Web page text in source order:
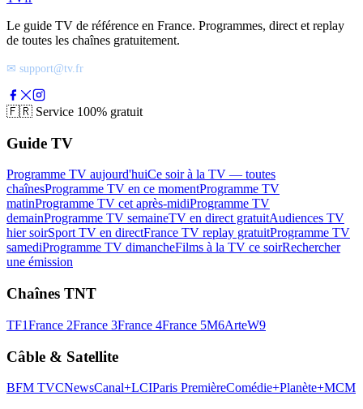
Le guide TV de référence en France. Programmes, direct et replay
de toutes les chaînes gratuitement.
✉ support@tv.fr
🇫🇷 Service 100% gratuit
Guide TV
Programme TV aujourd'huiCe soir à la TV — toutes
chaînesProgramme TV en ce momentProgramme TV
matinProgramme TV cet après-midiProgramme TV
demainProgramme TV semaineTV en direct gratuitAudiences TV
hier soirSport TV en directFrance TV replay gratuitProgramme TV
samediProgramme TV dimancheFilms à la TV ce soirRechercher
une émission
Chaînes TNT
TF1France 2France 3France 4France 5M6ArteW9
Câble & Satellite
BFM TVCNewsCanal+LCIParis PremièreComédie+Planète+MCM